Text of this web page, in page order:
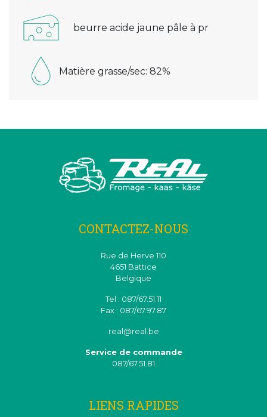
beurre acide jaune pâle à pr
Matière grasse/sec: 82%
CONTACTEZ-NOUS
Rue de Herve 110
4651 Battice
Belgique
Tel : 087/67.51.11
Fax : 087/67.97.87
real@real.be
Service de commande
087/67.51.81
LIENS RAPIDES